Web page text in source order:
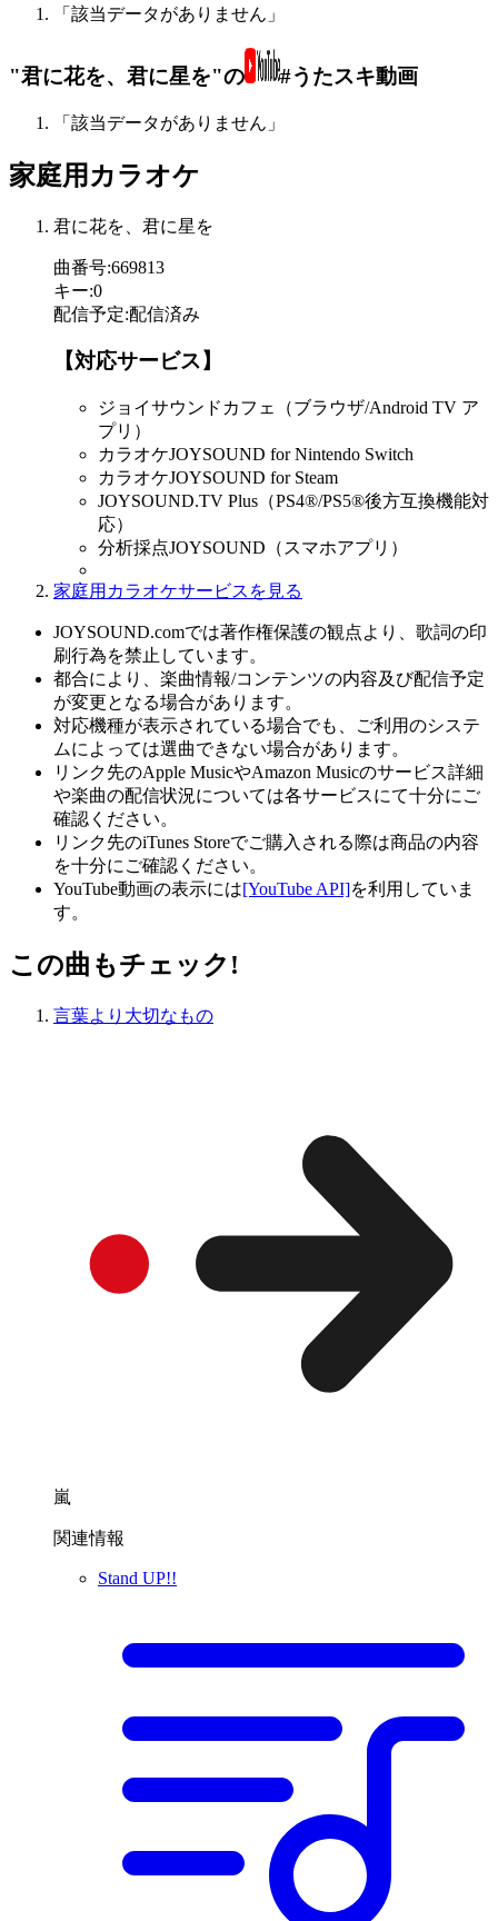
「該当データがありません」
"君に花を、君に星を"の #うたスキ動画
「該当データがありません」
家庭用カラオケ
君に花を、君に星を
曲番号:669813
キー:0
配信予定:配信済み
【対応サービス】
ジョイサウンドカフェ（ブラウザ/Android TV ア
プリ）
カラオケJOYSOUND for Nintendo Switch
カラオケJOYSOUND for Steam
JOYSOUND.TV Plus（PS4®/PS5®後方互換機能対
応）
分析採点JOYSOUND（スマホアプリ）
家庭用カラオケサービスを見る
JOYSOUND.comでは著作権保護の観点より、歌詞の印
刷行為を禁止しています。
都合により、楽曲情報/コンテンツの内容及び配信予定
が変更となる場合があります。
対応機種が表示されている場合でも、ご利用のシステ
ムによっては選曲できない場合があります。
リンク先のApple MusicやAmazon Musicのサービス詳細
や楽曲の配信状況については各サービスにて十分にご
確認ください。
リンク先のiTunes Storeでご購入される際は商品の内容
を十分にご確認ください。
YouTube動画の表示には[YouTube API]を利用していま
す。
この曲もチェック!
言葉より大切なもの
嵐
関連情報
Stand UP!!